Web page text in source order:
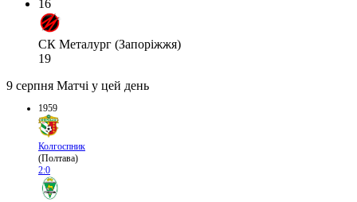
16
СК Металург (Запоріжжя)
19
9 серпня Матчі у цей день
1959
Колгоспник
(Полтава)
2:0